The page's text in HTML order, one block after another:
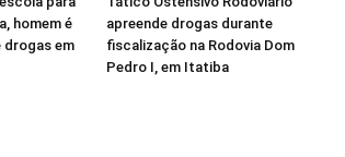
homem é
em
apreende drogas durante
fiscalização na Rodovia Dom
Pedro I, em Itatiba